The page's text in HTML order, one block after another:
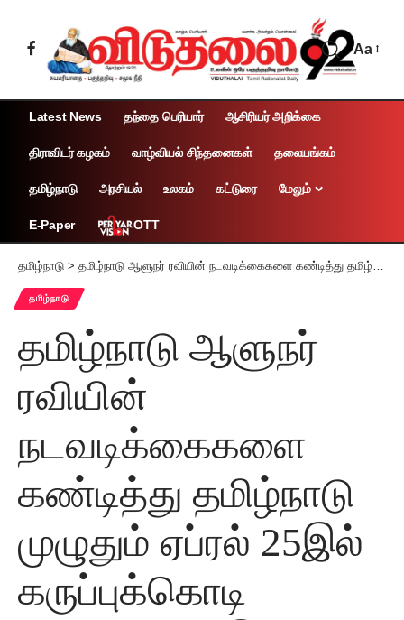
Aa
Latest News தந்தை பெரியார் ஆசிரியர் அறிக்கை
திராவிடர் கழகம் வாழ்வியல் சிந்தனைகள் தலையங்கம்
தமிழ்நாடு அரசியல் உலகம் கட்டுரை மேலும்
E-Paper OTT
தமிழ்நாடு > தமிழ்நாடு ஆளுநர் ரவியின் நடவடிக்கைகளை கண்டித்து தமிழ்நாடு முழுதும் ஏப்ரல் 25இல் கருப்புக்கொடி ஆர்ப்பாட்டம் இந்திய கம்யூனிஸ்ட் கட்சி அறிவிப்பு
தமிழ்நாடு
தமிழ்நாடு ஆளுநர்
ரவியின்
நடவடிக்கைகளை
கண்டித்து தமிழ்நாடு
முழுதும் ஏப்ரல் 25இல்
கருப்புக்கொடி